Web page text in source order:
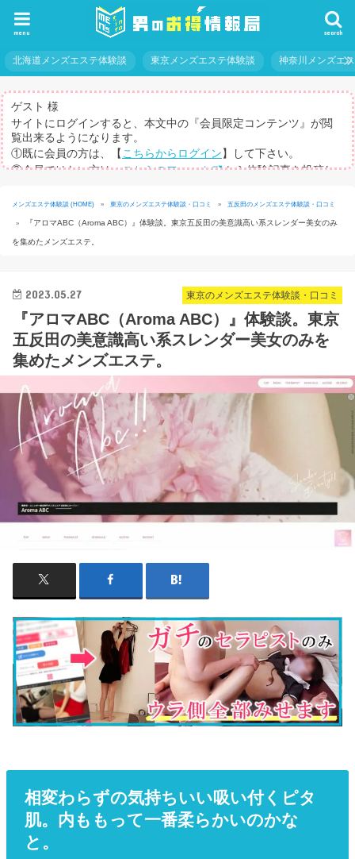
search
menu
北海道メンズエステ体験談 東京メンズエステ体験談 神奈川メンズエ
ゲスト 様
サイトにログインすると、本文中の『会員限定コンテンツ』が閲
覧出来るようになります。
①既に会員の方は、【 こちらからログイン 】して下さい。
②会員ではない方は、こちらのフォーム
から体験記事を投稿し
※体験記事が書けない方や、すべての記事を閲覧したい方のため
メンズエステ体験談 (HOME) » 東京のメンズエステ体験談・口コミ » 五反田のメンズエステ体験談・口コミ
» 『アロマABC（Aroma ABC）』体験談。東京五反田の美意識高い系スレンダー美女のみ
を集めたメンズエステ。
東京のメンズエステ体験談・口コミ
2023.05.27
『アロマABC（Aroma ABC）』体験談。東京
五反田の美意識高い系スレンダー美女のみを
集めたメンズエステ。
相変わらずの気持ちいい吸い付くピタ
肌。内ももって一番柔らかいのかな
と。